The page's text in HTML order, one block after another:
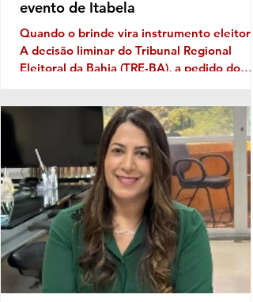
evento de Itabela
Quando o brinde vira instrumento eleitoral
A decisão liminar do Tribunal Regional
Eleitoral da Bahia (TRE-BA), a pedido do
aparecer no período pré-eleitoral: a
tentativa de transformar eventos
em vitrines para promoção de nomes que
pretendem disputar as eleições. No caso
Itabela, segundo o Ministério Público
Eleitoral, a distribuição de bonés
personalizados com o nome de Jânio Natal